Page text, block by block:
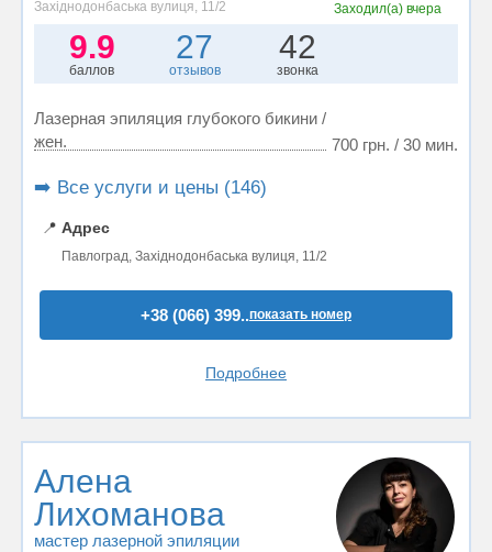
Західнодонбаська вулиця, 11/2
Заходил(а) вчера
9.9
баллов
27
отзывов
42
звонка
Лазерная эпиляция глубокого бикини /
жен.
700 грн. / 30 мин.
➡️ Все услуги и цены (146)
📍 Адрес
Павлоград, Західнодонбаська вулиця, 11/2
+38 (066) 399..показать номер
Подробнее
Алена
Лихоманова
мастер лазерной эпиляции